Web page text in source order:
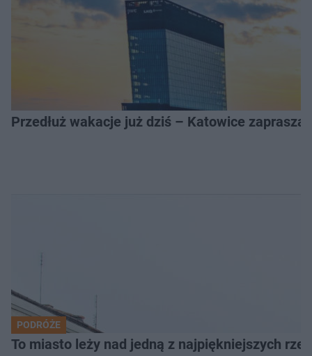
Przedłuż wakacje już dziś – Katowice
PODRÓŻE
To miasto leży nad jedną z najpiękniejszych